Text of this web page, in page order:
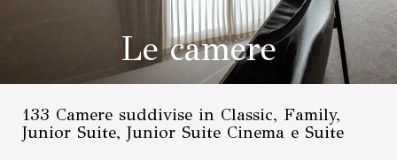
Le camere
133 Camere suddivise in Classic, Family,
Junior Suite, Junior Suite Cinema e Suite